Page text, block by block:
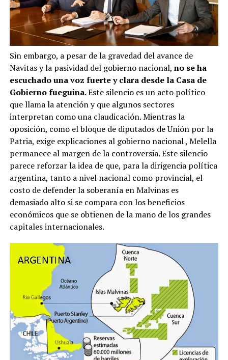
Sin embargo, a pesar de la gravedad del avance de
Navitas y la pasividad del gobierno nacional, no se ha
escuchado una voz fuerte y clara desde la Casa de
Gobierno fueguina. Este silencio es un acto político
que llama la atención y que algunos sectores
interpretan como una claudicación. Mientras la
oposición, como el bloque de diputados de Unión por la
Patria, exige explicaciones al gobierno nacional, Melella
permanece al margen de la controversia. Este silencio
parece reforzar la idea de que, para la dirigencia política
argentina, tanto a nivel nacional como provincial, el
costo de defender la soberanía en Malvinas es
demasiado alto si se compara con los beneficios
económicos que se obtienen de la mano de los grandes
capitales internacionales.